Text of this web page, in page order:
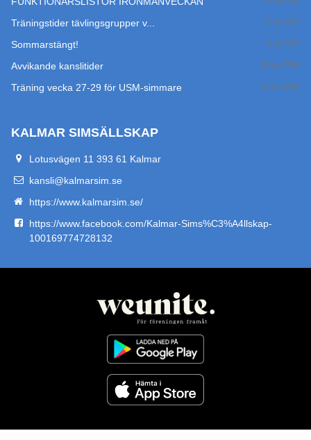
Träningstider tävlingsgrupper v... 17 jul 2026
Sommarstängt! 14 jul 2026
Avvikande kanslitider 29 jun 2026
Träning vecka 27-29 för USM-simmare 24 jun 2026
KALMAR SIMSÄLLSKAP
Lotusvägen 11 393 61 Kalmar
kansli@kalmarsim.se
https://www.kalmarsim.se/
https://www.facebook.com/Kalmar-Sims%C3%A4llskap-
100169774728132